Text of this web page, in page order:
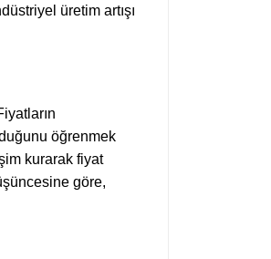
üretim artışı
öğrenmek
kurarak fiyat
göre,